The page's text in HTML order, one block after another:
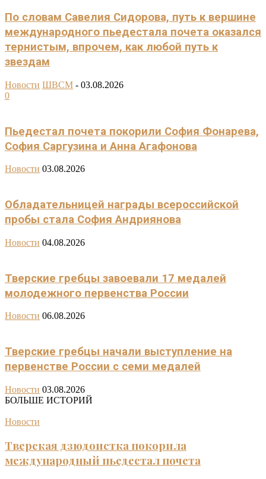
По словам Савелия Сидорова, путь к вершине
международного пьедестала почета оказался
тернистым, впрочем, как любой путь к
звездам
Новости ШВСМ - 03.08.2026
0
Пьедестал почета покорили София Фонарева,
София Саргузина и Анна Агафонова
Новости 03.08.2026
Обладательницей награды всероссийской
пробы стала София Андриянова
Новости 04.08.2026
Тверские гребцы завоевали 17 медалей
молодежного первенства России
Новости 06.08.2026
Тверские гребцы начали выступление на
первенстве России с семи медалей
Новости 03.08.2026
БОЛЬШЕ ИСТОРИЙ
Новости
Тверская дзюдоистка покорила
международный пьедестал почета